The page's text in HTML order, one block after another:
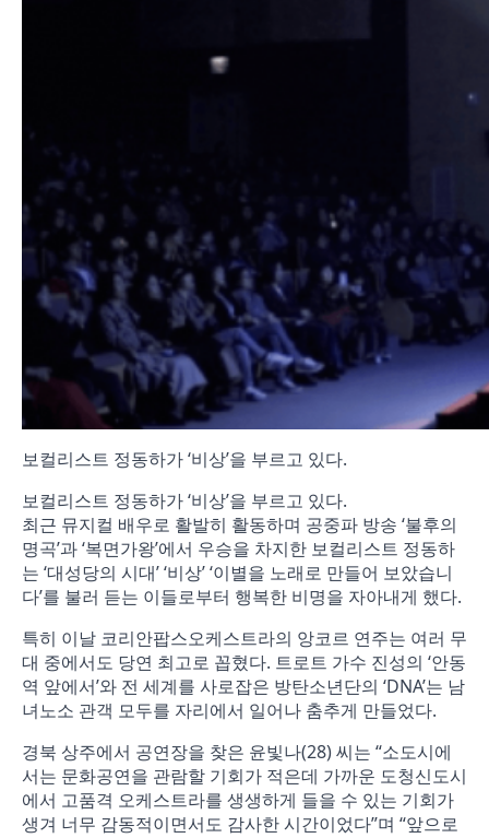
보컬리스트 정동하가 ‘비상’을 부르고 있다.
보컬리스트 정동하가 ‘비상’을 부르고 있다.
최근 뮤지컬 배우로 활발히 활동하며 공중파 방송 ‘불후의
명곡’과 ‘복면가왕’에서 우승을 차지한 보컬리스트 정동하
는 ‘대성당의 시대’ ‘비상’ ‘이별을 노래로 만들어 보았습니
다’를 불러 듣는 이들로부터 행복한 비명을 자아내게 했다.
특히 이날 코리안팝스오케스트라의 앙코르 연주는 여러 무
대 중에서도 당연 최고로 꼽혔다. 트로트 가수 진성의 ‘안동
역 앞에서’와 전 세계를 사로잡은 방탄소년단의 ‘DNA’는 남
녀노소 관객 모두를 자리에서 일어나 춤추게 만들었다.
경북 상주에서 공연장을 찾은 윤빛나(28) 씨는 “소도시에
서는 문화공연을 관람할 기회가 적은데 가까운 도청신도시
에서 고품격 오케스트라를 생생하게 들을 수 있는 기회가
생겨 너무 감동적이면서도 감사한 시간이었다”며 “앞으로